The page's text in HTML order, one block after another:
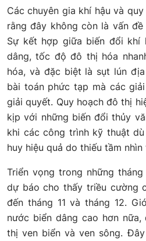
Các chuyên gia khí hậu và
rằng đây không còn là vấn
Sự kết hợp giữa biến đổi khí
dâng, tốc độ đô thị hóa
hóa, và đặc biệt là sụt lún
bài toán phức tạp mà các
giải quyết. Quy hoạch đô thị
kịp với những biến đổi thủy
khi các công trình kỹ thuật
huy hiệu quả do thiếu tầm nhìn
Triển vọng trong những
dự báo cho thấy triều cường
đến tháng 11 và tháng 12.
nước biển dâng cao hơn
thị ven biển và ven sông.